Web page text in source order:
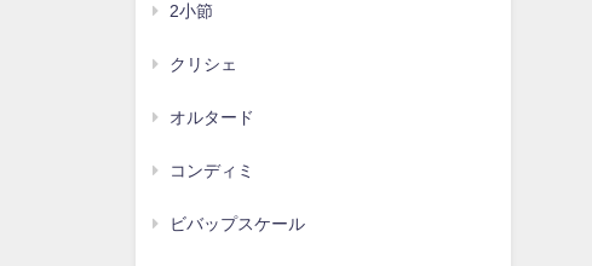
2小節
クリシェ
オルタード
コンディミ
ビバップスケール